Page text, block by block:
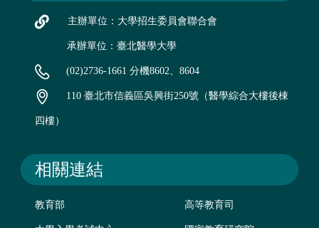
主辦單位：大學招生委員會聯合會
承辦單位：臺北醫學大學
(02)2736-1661 分機8602、8604
110 臺北市信義區吳興街250號（醫學綜合大樓後棟
四樓）
相關連結
教育部 高等教育司